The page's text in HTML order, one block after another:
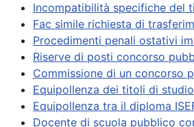
Incompatibilità specifiche del
Fac simile richiesta di
Procedimenti penali ostativi
Riserve di posti concorso
Commissione di un concorso
Equipollenza dei titoli di
Equipollenza tra il diploma
Docente di scuola pubblico